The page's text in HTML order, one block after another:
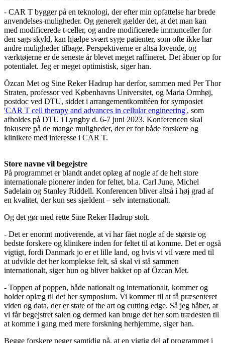
- CAR T bygger på en teknologi, der efter min opfattelse har brede
anvendelses-muligheder. Og generelt gælder det, at det man kan
med modificerede t-celler, og andre modificerede immunceller for
den sags skyld, kan hjælpe svært syge patienter, som ofte ikke har
andre muligheder tilbage. Perspektiverne er altså lovende, og
værktøjerne er de seneste år blevet meget raffineret. Det åbner op for
potentialet. Jeg er meget optimistisk, siger han.
Özcan Met og Sine Reker Hadrup har derfor, sammen med Per Thor
Straten, professor ved Københavns Universitet, og Maria Ormhøj,
postdoc ved DTU, siddet i arrangementkomitéen for symposiet
'CAR T cell therapy and advances in cellular engineering', som
afholdes på DTU i Lyngby d. 6-7 juni 2023. Konferencen skal
fokusere på de mange muligheder, der er for både forskere og
klinikere med interesse i CAR T.
Store navne vil begejstre
På programmet er blandt andet oplæg af nogle af de helt store
internationale pionerer inden for feltet, bl.a. Carl June, Michel
Sadelain og Stanley Riddell. Konferencen bliver altså i høj grad af
en kvalitet, der kun ses sjældent – selv internationalt.
Og det gør med rette Sine Reker Hadrup stolt.
- Det er enormt motiverende, at vi har fået nogle af de største og
bedste forskere og klinikere inden for feltet til at komme. Det er også
vigtigt, fordi Danmark jo er et lille land, og hvis vi vil være med til
at udvikle det her komplekse felt, så skal vi stå sammen
internationalt, siger hun og bliver bakket op af Özcan Met.
- Toppen af poppen, både nationalt og internationalt, kommer og
holder oplæg til det her symposium. Vi kommer til at få præsenteret
viden og data, der er state of the art og cutting edge. Så jeg håber, at
vi får begejstret salen og dermed kan bruge det her som trædesten til
at komme i gang med mere forskning herhjemme, siger han.
Begge forskere peger samtidig på, at en vigtig del af programmet i